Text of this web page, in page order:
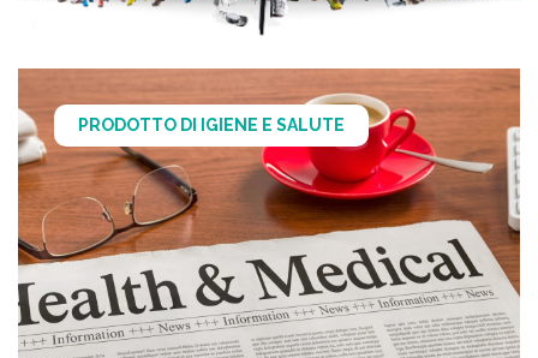
PRODOTTO DI IGIENE E SALUTE